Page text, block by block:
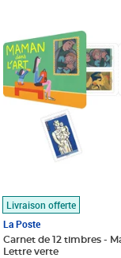
Livraison offerte
La Poste
Carnet de 12 timbres -
Lettre verte